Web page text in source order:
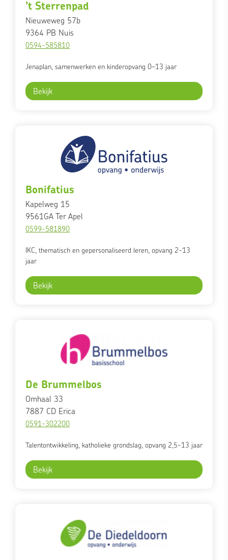
’t Sterrenpad
Nieuweweg 57b
9364 PB Nuis
0594-585810
Jenaplan, samenwerken en kinderopvang 0–13 jaar
Bekijk
Bonifatius
Kapelweg 15
9561GATer Apel
0599-581890
IKC, thematisch en gepersonaliseerd leren, opvang 2-13
jaar
Bekijk
De Brummelbos
Omhaal 33
7887 CD Erica
0591-302200
Talentontwikkeling, katholieke grondslag, opvang 2,5-13 jaar
Bekijk